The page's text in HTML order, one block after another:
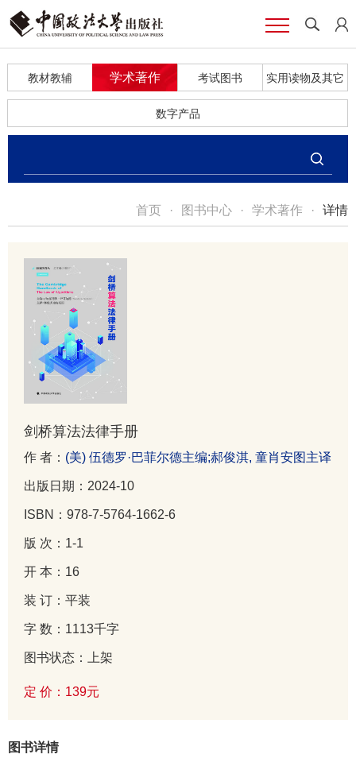
教材教辅 学术著作 考试图书 实用读物及其它
数字产品
首页 · 图书中心 · 学术著作 · 详情
剑桥算法法律手册
作 者： (美) 伍德罗·巴菲尔德主编;郝俊淇, 童肖安图主译
出版日期：2024-10
ISBN：978-7-5764-1662-6
版 次：1-1
开 本：16
装 订：平装
字 数：1113千字
图书状态：上架
定 价：139元
图书详情